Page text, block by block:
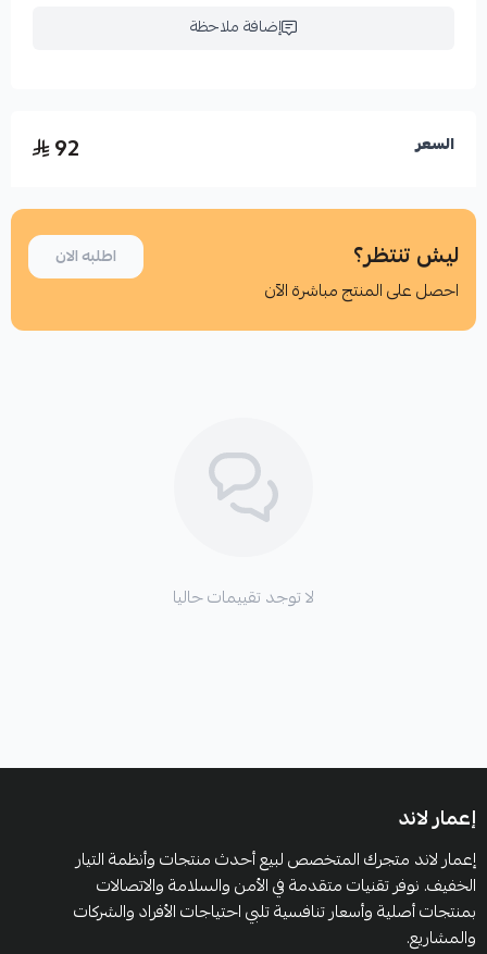
إضافة ملاحظة
السعر 92
ليش تنتظر؟
احصل على المنتج مباشرة الآن
اطلبه الان
اطلب المنتج
لا توجد تقييمات حاليا
إعمار لاند
إعمار لاند متجرك المتخصص لبيع أحدث منتجات وأنظمة التيار
الخفيف. نوفر تقنيات متقدمة في الأمن والسلامة والاتصالات
بمنتجات أصلية وأسعار تنافسية تلبي احتياجات الأفراد والشركات
والمشاريع.